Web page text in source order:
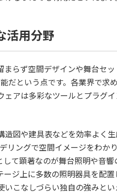
活用分野
らず空間デザインや舞台セ
だという点です。各業界で求
アは多彩なツールとプラグ
図や建具表などを効率よく
リングで空間イメージをわか
て顕著なのが舞台照明や音
ジ上に多数の照明器具を配
こなしづらい独自の強みとい